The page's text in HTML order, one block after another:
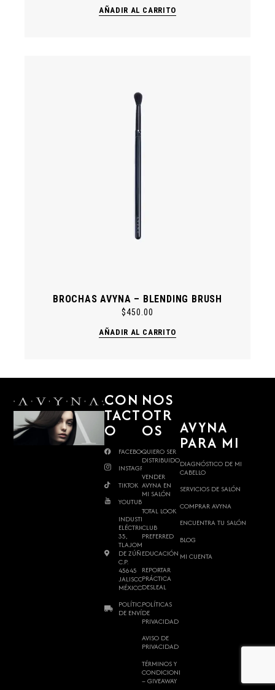
AÑADIR AL CARRITO
BROCHAS AVYNA – BLENDING BRUSH
$450.00
AÑADIR AL CARRITO
CON
TACT
O
FACEBOOK
INSTAGRAM
TIKTOK
YOUTUBE
INDUSTRIA
ELÉCTRICA
35,
TLAJOMULCO
DE ZÚÑIGA,
C.P.
45645
JALISCO,
MÉXICO.
POLÍTICAS
DE ENVÍO
NOS
OTR
OS
QUIERO SER
DISTRIBUIDOR
VENDER
AVYNA EN
MI SALÓN
TOTAL LOOK
CLUB
PREFERRED
EDUCACIÓN
REPORTAR
PRÁCTICA
DESLEAL
POLÍTICAS
DE
PRIVACIDAD
AVISO DE
PRIVACIDAD
TÉRMINOS Y
CONDICIONES
– GIVEAWAY
AVYNA
PARA MI
DIAGNÓSTICO DE MI
CABELLO
SERVICIOS DE SALÓN
COMPRAR AVYNA
ENCUENTRA TU SALÓN
BLOG
MI CUENTA